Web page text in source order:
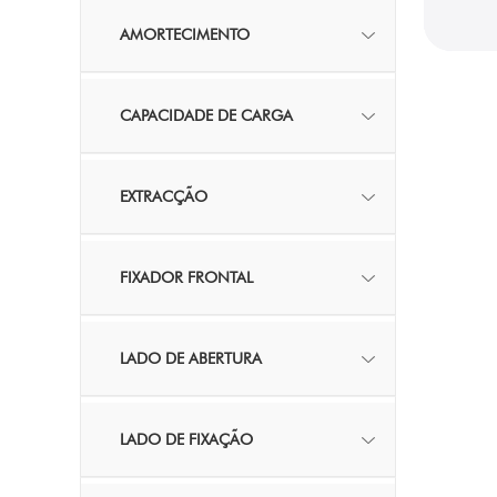
AMORTECIMENTO
CAPACIDADE DE CARGA
EXTRACÇÃO
FIXADOR FRONTAL
LADO DE ABERTURA
LADO DE FIXAÇÃO